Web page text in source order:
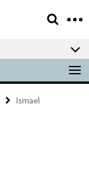
Ismael